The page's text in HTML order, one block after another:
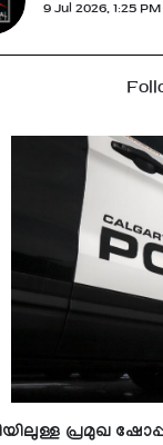
9 Jul 2026, 1:25 PM
പ്രമുഖ